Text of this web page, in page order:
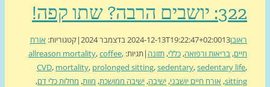
2024-12-13T19:22:47+02:00
|קטגוריות:אורח
בריאות ורפואה,כללי,תזונה|תגיות: allreason mortality,coffee,
CVD,mortality,prolonged sitting,sedentary,sedentary
אורח חיים יושבני,ישיבה,ישיבה ממושכת, מוות,מחלות כלי דם,